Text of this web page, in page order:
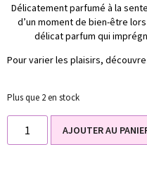
Délicatement parfumé à la
d’un moment de bien-être
délicat parfum qui
Pour varier les plaisirs,
Plus que 2 en stock
AJOUTER AU